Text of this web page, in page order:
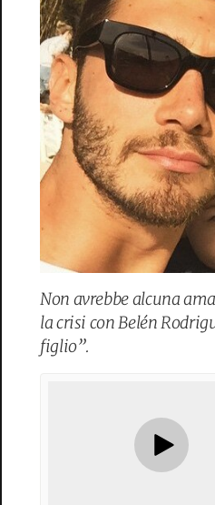
Non avrebbe alcuna
la crisi con Belén
figlio”.